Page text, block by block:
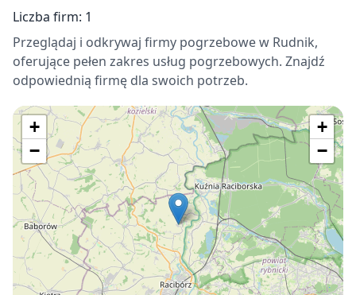
Liczba firm: 1
Przeglądaj i odkrywaj firmy pogrzebowe w Rudnik,
oferujące pełen zakres usług pogrzebowych. Znajdź
odpowiednią firmę dla swoich potrzeb.
+
−
+
−